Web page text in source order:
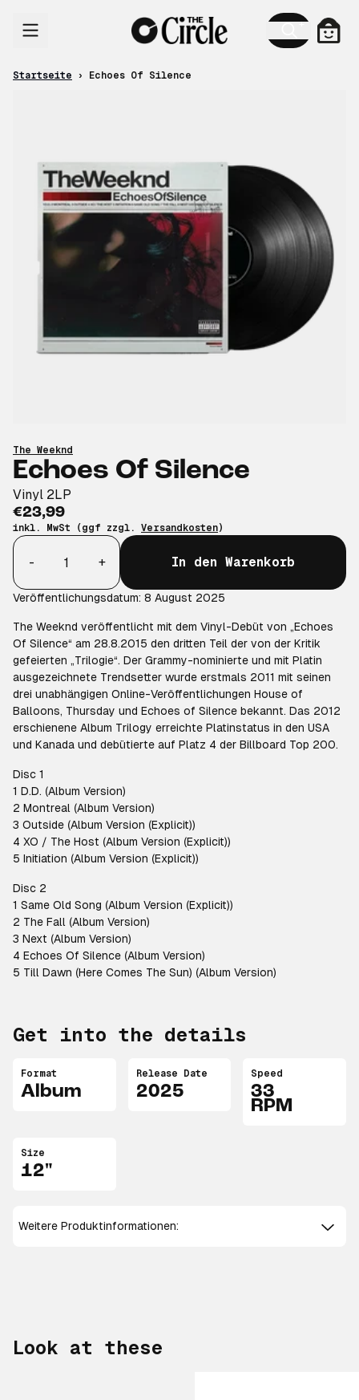
Startseite › Echoes Of Silence
The Weeknd
Echoes Of Silence
Vinyl 2LP
€23,99
inkl. MwSt (ggf zzgl. Versandkosten)
Anzahl
-
+ In den Warenkorb
Veröffentlichungsdatum: 8 August 2025
The Weeknd veröffentlicht mit dem Vinyl-Debüt von „Echoes
Of Silence“ am 28.8.2015 den dritten Teil der von der Kritik
gefeierten „Trilogie“. Der Grammy-nominierte und mit Platin
ausgezeichnete Trendsetter wurde erstmals 2011 mit seinen
drei unabhängigen Online-Veröffentlichungen House of
Balloons, Thursday und Echoes of Silence bekannt. Das 2012
erschienene Album Trilogy erreichte Platinstatus in den USA
und Kanada und debütierte auf Platz 4 der Billboard Top 200.
Disc 1
1 D.D. (Album Version)
2 Montreal (Album Version)
3 Outside (Album Version (Explicit))
4 XO / The Host (Album Version (Explicit))
5 Initiation (Album Version (Explicit))
Disc 2
1 Same Old Song (Album Version (Explicit))
2 The Fall (Album Version)
3 Next (Album Version)
4 Echoes Of Silence (Album Version)
5 Till Dawn (Here Comes The Sun) (Album Version)
Get into the details
Format
Album
Release Date
2025
Speed
33
RPM
Size
12"
Weitere Produktinformationen:
Look at these